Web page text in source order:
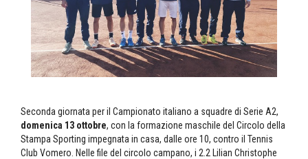
Seconda giornata per il Campionato italiano a squadre di Serie A2,
domenica 13 ottobre, con la formazione maschile del Circolo della
Stampa Sporting impegnata in casa, dalle ore 10, contro il Tennis
Club Vomero. Nelle file del circolo campano, i 2.2 Lilian Christophe